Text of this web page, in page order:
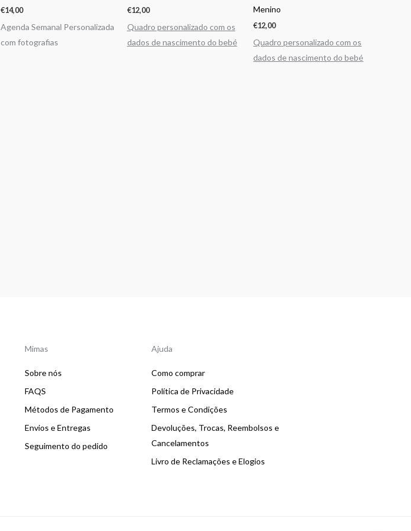
€14,00
Agenda Semanal Personalizada
com fotografias
€12,00
Quadro personalizado com os
dados de nascimento do bebé
Menino
€12,00
Quadro personalizado com os
dados de nascimento do bebé
Mimas
Sobre nós
FAQS
Métodos de Pagamento
Envios e Entregas
Seguimento do pedido
Ajuda
Como comprar
Política de Privacidade
Termos e Condições
Devoluções, Trocas, Reembolsos e
Cancelamentos
Livro de Reclamações e Elogios